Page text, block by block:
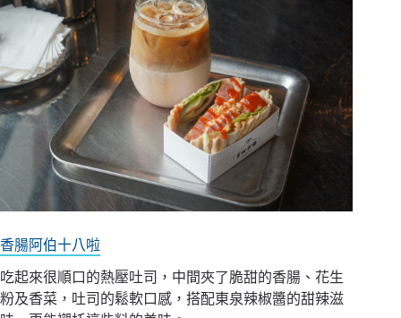
香腸阿伯十八啦
吃起來很順口的熱壓吐司，中間夾了脆甜的香腸、花生
粉及香菜，吐司的鬆軟口感，搭配東泉辣椒醬的甜辣滋